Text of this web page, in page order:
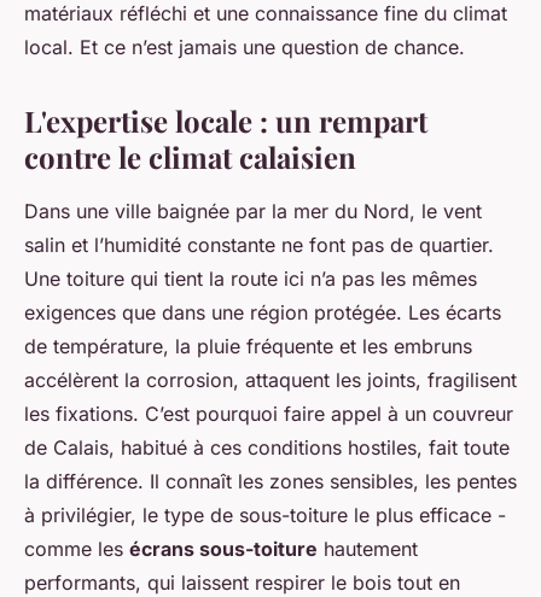
matériaux réfléchi et une connaissance fine du climat
local. Et ce n’est jamais une question de chance.
L'expertise locale : un rempart
contre le climat calaisien
Dans une ville baignée par la mer du Nord, le vent
salin et l’humidité constante ne font pas de quartier.
Une toiture qui tient la route ici n’a pas les mêmes
exigences que dans une région protégée. Les écarts
de température, la pluie fréquente et les embruns
accélèrent la corrosion, attaquent les joints, fragilisent
les fixations. C’est pourquoi faire appel à un couvreur
de Calais, habitué à ces conditions hostiles, fait toute
la différence. Il connaît les zones sensibles, les pentes
à privilégier, le type de sous-toiture le plus efficace -
comme les écrans sous-toiture hautement
performants, qui laissent respirer le bois tout en